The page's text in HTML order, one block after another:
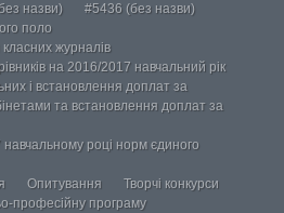
назви)
#5436 (без назви)
поло
журналів
на 2016/2017 навчальний рік
і встановлення доплат за
та встановлення доплат за
році норм єдиного
Опитування
Творчі конкурси
професійну програму